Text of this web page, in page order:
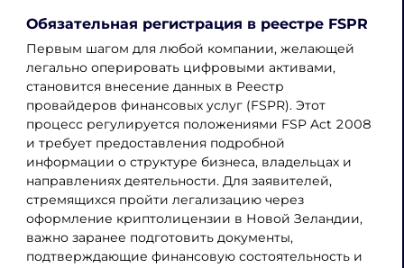
Обязательная регистрация в реестре FSPR
Первым шагом для любой компании, желающей
легально оперировать цифровыми активами,
становится внесение данных в Реестр
провайдеров финансовых услуг (FSPR). Этот
процесс регулируется положениями FSP Act 2008
и требует предоставления подробной
информации о структуре бизнеса, владельцах и
направлениях деятельности. Для заявителей,
стремящихся пройти легализацию через
оформление криптолицензии в Новой Зеландии,
важно заранее подготовить документы,
подтверждающие финансовую состоятельность и